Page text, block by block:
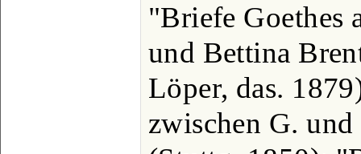
"Briefe Goethes
und Bettina
Löper, das.
zwischen G.